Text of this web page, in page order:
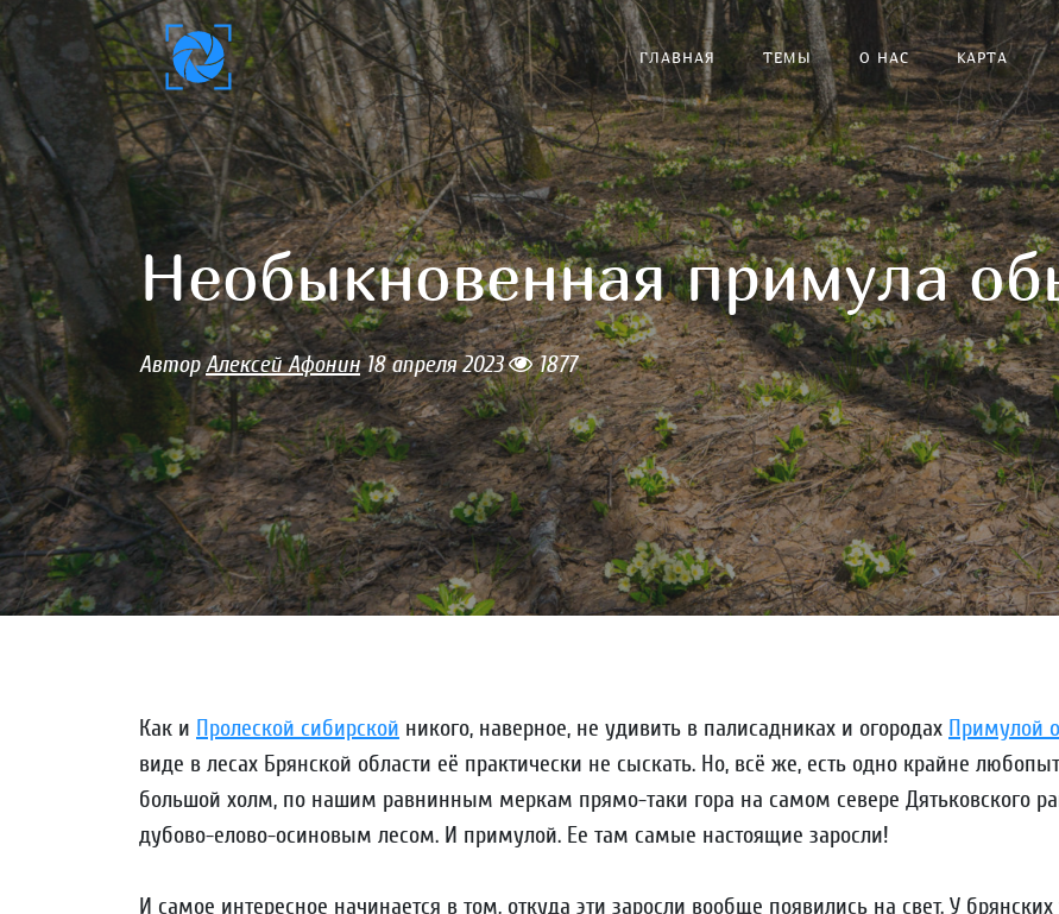
ГЛАВНАЯ ТЕМЫ О НАС КАРТА
Необыкновенная примула
АвторАлексей Афонин18 апреля 2023 1877
Как и Пролеской сибирской никого, наверное, не удивить в палисадниках и огородах Примулой
виде в лесах Брянской области её практически не сыскать. Но, всё же, есть одно крайне
большой холм, по нашим равнинным меркам прямо-таки гора на самом севере Дятьковского
дубово-елово-осиновым лесом. И примулой. Ее там самые настоящие заросли!
И самое интересное начинается в том, откуда эти заросли вообще появились на свет. У